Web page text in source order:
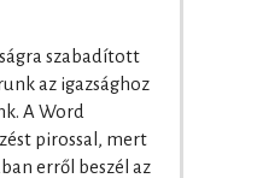
szabadított
az igazsághoz
A Word
pirossal, mert
erről beszél az